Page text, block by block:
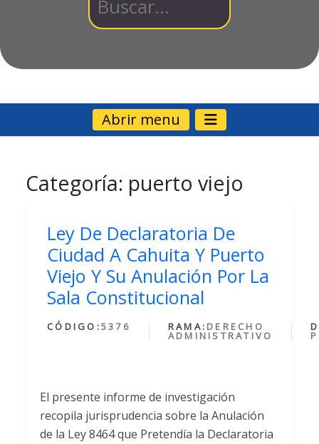
Abrir menu
Categoría: puerto viejo
Ley De Declaratoria De
Ciudad A Cahuita Y Puerto
Viejo Y Su Anulación Por La
Sala Constitucional
CÓDIGO:5376 RAMA: DERECHO
ADMINISTRATIVO
El presente informe de investigación
recopila jurisprudencia sobre la Anulación
de la Ley 8464 que Pretendía la Declaratoria